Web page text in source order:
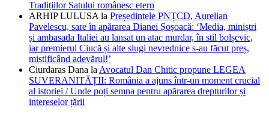
Tradițiilor Satului românesc etern
ARHIP LULUSA la Președintele PNȚCD, Aurelian
Pavelescu, sare în apărarea Dianei Șoșoacă: ‘Media, miniștri
și ambasada Italiei au lansat un atac murdar, în stil bolșevic,
iar premierul Ciucă și alte slugi nevrednice s-au făcut preș,
mistificând adevărul!’
Ciurdaras Dana la Avocatul Dan Chitic propune LEGEA
SUVERANITĂȚII: România a ajuns într-un moment crucial
al istoriei / Unde poți semna pentru apărarea drepturilor și
intereselor țării